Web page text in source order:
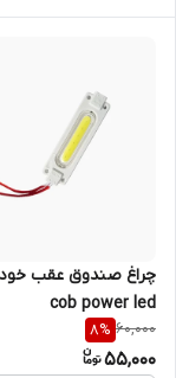
چراغ صندوق عقب
cob power led
60,000
8%
55,000